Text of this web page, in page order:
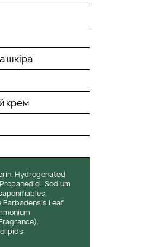
шкіра
крем
Hydrogenated
Sodium
Barbadensis Leaf